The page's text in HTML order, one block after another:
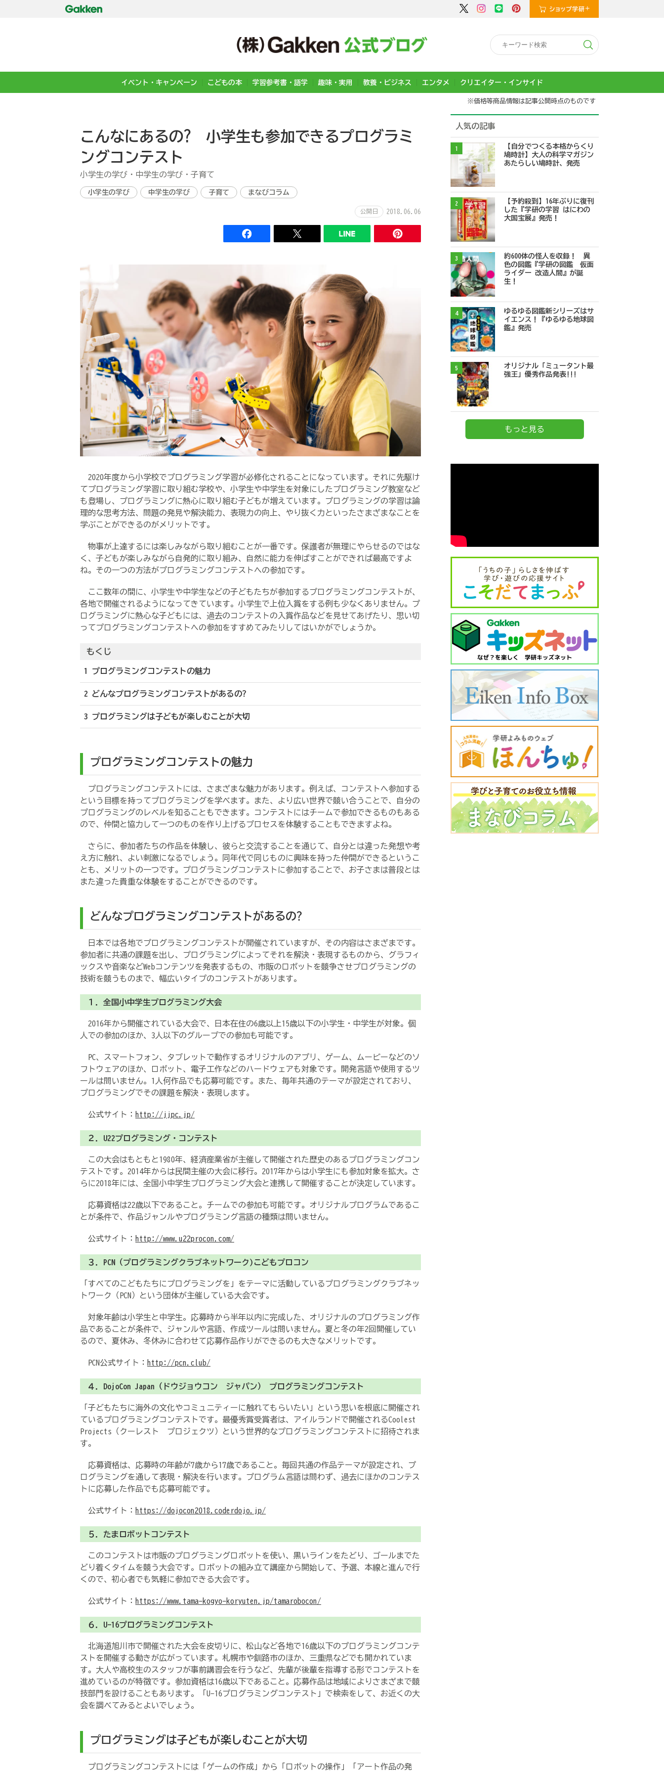
イベント・キャンペーン こどもの本 学習参考書・語学 趣味・実用 教養・ビジネス エンタメ クリエイター・インサイド
※価格等商品情報は記事公開時点のものです
こんなにあるの? 小学生も参加できるプログラミ
ングコンテスト
小学生の学び・中学生の学び・子育て
小学生の学び 中学生の学び 子育て まなびコラム
公開日 2018.06.06
2020年度から小学校でプログラミング学習が必修化されることになっています。それに先駆け
てプログラミング学習に取り組む学校や、小学生や中学生を対象にしたプログラミング教室など
も登場し、プログラミングに熱心に取り組む子どもが増えています。プログラミングの学習は論
理的な思考方法、問題の発見や解決能力、表現力の向上、やり抜く力といったさまざまなことを
学ぶことができるのがメリットです。
物事が上達するには楽しみながら取り組むことが一番です。保護者が無理にやらせるのではな
く、子どもが楽しみながら自発的に取り組み、自然に能力を伸ばすことができれば最高ですよ
ね。その一つの方法がプログラミングコンテストへの参加です。
ここ数年の間に、小学生や中学生などの子どもたちが参加するプログラミングコンテストが、
各地で開催されるようになってきています。小学生で上位入賞をする例も少なくありません。プ
ログラミングに熱心な子どもには、過去のコンテストの入賞作品などを見せてあげたり、思い切
ってプログラミングコンテストへの参加をすすめてみたりしてはいかがでしょうか。
もくじ
1 プログラミングコンテストの魅力
2 どんなプログラミングコンテストがあるの?
3 プログラミングは子どもが楽しむことが大切
プログラミングコンテストの魅力
プログラミングコンテストには、さまざまな魅力があります。例えば、コンテストへ参加する
という目標を持ってプログラミングを学べます。また、より広い世界で競い合うことで、自分の
プログラミングのレベルを知ることもできます。コンテストにはチームで参加できるものもある
ので、仲間と協力して一つのものを作り上げるプロセスを体験することもできますよね。
さらに、参加者たちの作品を体験し、彼らと交流することを通じて、自分とは違った発想や考
え方に触れ、よい刺激になるでしょう。同年代で同じものに興味を持った仲間ができるというこ
とも、メリットの一つです。プログラミングコンテストに参加することで、お子さまは普段とは
また違った貴重な体験をすることができるのです。
どんなプログラミングコンテストがあるの?
日本では各地でプログラミングコンテストが開催されていますが、その内容はさまざまです。
参加者に共通の課題を出し、プログラミングによってそれを解決・表現するものから、グラフィ
ックスや音楽などWebコンテンツを発表するもの、市販のロボットを競争させプログラミングの
技術を競うものまで、幅広いタイプのコンテストがあります。
１．全国小中学生プログラミング大会
2016年から開催されている大会で、日本在住の6歳以上15歳以下の小学生・中学生が対象。個
人での参加のほか、3人以下のグループでの参加も可能です。
PC、スマートフォン、タブレットで動作するオリジナルのアプリ、ゲーム、ムービーなどのソ
フトウェアのほか、ロボット、電子工作などのハードウェアも対象です。開発言語や使用するツ
ールは問いません。1人何作品でも応募可能です。また、毎年共通のテーマが設定されており、
プログラミングでその課題を解決・表現します。
公式サイト： http://jjpc.jp/
２．U22プログラミング・コンテスト
この大会はもともと1980年、経済産業省が主催して開催された歴史のあるプログラミングコン
テストです。2014年からは民間主催の大会に移行。2017年からは小学生にも参加対象を拡大。さ
らに2018年には、全国小中学生プログラミング大会と連携して開催することが決定しています。
応募資格は22歳以下であること。チームでの参加も可能です。オリジナルプログラムであるこ
とが条件で、作品ジャンルやプログラミング言語の種類は問いません。
公式サイト： http://www.u22procon.com/
３．PCN（プログラミングクラブネットワーク)こどもプロコン
「すべてのこどもたちにプログラミングを」をテーマに活動しているプログラミングクラブネッ
トワーク（PCN）という団体が主催している大会です。
対象年齢は小学生と中学生。応募時から半年以内に完成した、オリジナルのプログラミング作
品であることが条件で、ジャンルや言語、作成ツールは問いません。夏と冬の年2回開催してい
るので、夏休み、冬休みに合わせて応募作品作りができるのも大きなメリットです。
PCN公式サイト： http://pcn.club/
４．DojoCon Japan（ドウジョウコン ジャパン） プログラミングコンテスト
「子どもたちに海外の文化やコミュニティーに触れてもらいたい」という思いを根底に開催され
ているプログラミングコンテストです。最優秀賞受賞者は、アイルランドで開催されるCoolest
Projects（クーレスト プロジェクツ）という世界的なプログラミングコンテストに招待されま
す。
応募資格は、応募時の年齢が7歳から17歳であること。毎回共通の作品テーマが設定され、プ
ログラミングを通して表現・解決を行います。プログラム言語は問わず、過去にほかのコンテス
トに応募した作品でも応募可能です。
公式サイト： https://dojocon2018.coderdojo.jp/
５．たまロボットコンテスト
このコンテストは市販のプログラミングロボットを使い、黒いラインをたどり、ゴールまでた
どり着くタイムを競う大会です。ロボットの組み立て講座から開始して、予選、本線と進んで行
くので、初心者でも気軽に参加できる大会です。
公式サイト： https://www.tama-kogyo-koryuten.jp/tamarobocon/
６．U-16プログラミングコンテスト
北海道旭川市で開催された大会を皮切りに、松山など各地で16歳以下のプログラミングコンテ
ストを開催する動きが広がっています。札幌市や釧路市のほか、三重県などでも開かれていま
す。大人や高校生のスタッフが事前講習会を行うなど、先輩が後輩を指導する形でコンテストを
進めているのが特徴です。参加資格は16歳以下であること。応募作品は地域によりさまざまで競
技部門を設けることもあります。「U-16プログラミングコンテスト」で検索をして、お近くの大
会を調べてみるとよいでしょう。
プログラミングは子どもが楽しむことが大切
プログラミングコンテストには「ゲームの作成」から「ロボットの操作」「アート作品の発
人気の記事
1
【自分でつくる本格からくり
鳩時計】大人の科学マガジン
あたらしい鳩時計、発売
2
【予約殺到】16年ぶりに復刊
した『学研の学習 はにわの
大国宝展』発売！
3
約600体の怪人を収録！ 異
色の図鑑『学研の図鑑 仮面
ライダー 改造人間』が誕
生！
4
ゆるゆる図鑑新シリーズはサ
イエンス！『ゆるゆる地球図
鑑』発売
5
オリジナル「ミュータント最
強王」優秀作品発表!!!
もっと見る